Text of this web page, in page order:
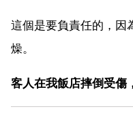
這個是要負責任的，因
燥。
客人在我飯店摔倒受傷